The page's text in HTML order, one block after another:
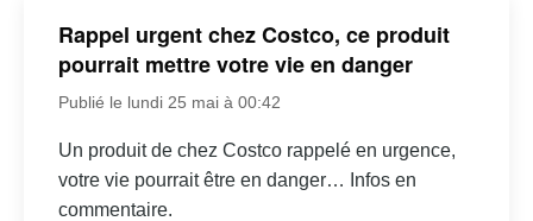
Rappel urgent chez Costco, ce produit
pourrait mettre votre vie en danger
Publié le lundi 25 mai à 00:42
Un produit de chez Costco rappelé en urgence,
votre vie pourrait être en danger… Infos en
commentaire.